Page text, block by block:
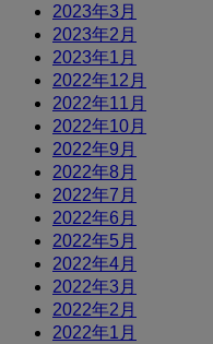
2023年3月
2023年2月
2023年1月
2022年12月
2022年11月
2022年10月
2022年9月
2022年8月
2022年7月
2022年6月
2022年5月
2022年4月
2022年3月
2022年2月
2022年1月